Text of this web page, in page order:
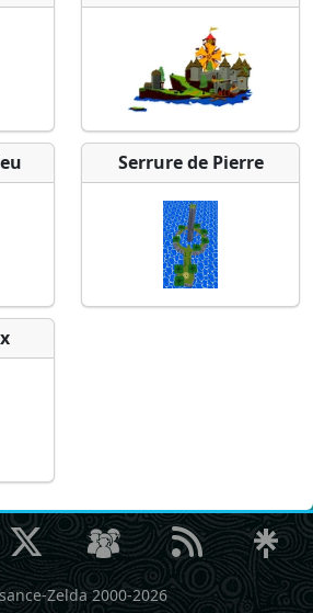
Serrure de Pierre
Zelda 2000-2026